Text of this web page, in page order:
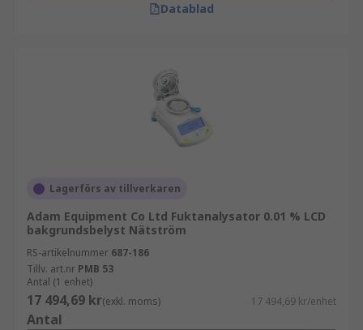
Datablad
Lagerförs av tillverkaren
Adam Equipment Co Ltd Fuktanalysator 0.01 % LCD
bakgrundsbelyst Nätström
RS-artikelnummer 687-186
Tillv. art.nr PMB 53
Antal (1 enhet)
17 494,69 kr(exkl. moms) 17 494,69 kr/enhet
Antal